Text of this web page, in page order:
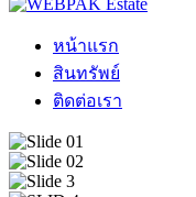
หน้าแรก
สินทรัพย์
ติดต่อเรา